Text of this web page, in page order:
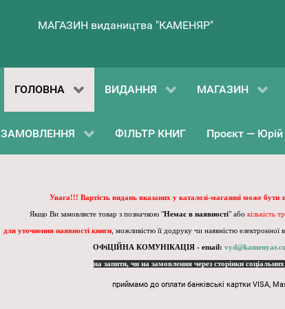
МАГАЗИН видаництва "КАМЕНЯР"
ГОЛОВНА ВИДАННЯ МАГАЗИН
ЗАМОВЛЕННЯ ФІЛЬТР КНИГ Проєкт —
Увага!!! Вартість видань вказаних у каталозі-магазині може бути
Якщо Ви замовляєте товар з позначкою "Немає в наявності" або кількість
для уточнення наявності книги, можливістю її додруку чи наявністю електронної
ОФіЦІЙНА КОМУНІКАЦІЯ - email:
на запити, чи на замовлення через сторінки
приймамо до оплати банківські картки VISA,